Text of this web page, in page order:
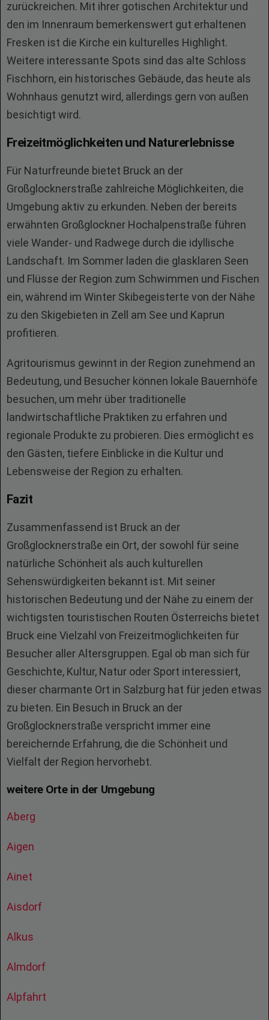
zurückreichen. Mit ihrer gotischen Architektur und
den im Innenraum bemerkenswert gut erhaltenen
Fresken ist die Kirche ein kulturelles Highlight.
Weitere interessante Spots sind das alte Schloss
Fischhorn, ein historisches Gebäude, das heute als
Wohnhaus genutzt wird, allerdings gern von außen
besichtigt wird.
Freizeitmöglichkeiten und Naturerlebnisse
Für Naturfreunde bietet Bruck an der
Großglocknerstraße zahlreiche Möglichkeiten, die
Umgebung aktiv zu erkunden. Neben der bereits
erwähnten Großglockner Hochalpenstraße führen
viele Wander- und Radwege durch die idyllische
Landschaft. Im Sommer laden die glasklaren Seen
und Flüsse der Region zum Schwimmen und Fischen
ein, während im Winter Skibegeisterte von der Nähe
zu den Skigebieten in Zell am See und Kaprun
profitieren.
Agritourismus gewinnt in der Region zunehmend an
Bedeutung, und Besucher können lokale Bauernhöfe
besuchen, um mehr über traditionelle
landwirtschaftliche Praktiken zu erfahren und
regionale Produkte zu probieren. Dies ermöglicht es
den Gästen, tiefere Einblicke in die Kultur und
Lebensweise der Region zu erhalten.
Fazit
Zusammenfassend ist Bruck an der
Großglocknerstraße ein Ort, der sowohl für seine
natürliche Schönheit als auch kulturellen
Sehenswürdigkeiten bekannt ist. Mit seiner
historischen Bedeutung und der Nähe zu einem der
wichtigsten touristischen Routen Österreichs bietet
Bruck eine Vielzahl von Freizeitmöglichkeiten für
Besucher aller Altersgruppen. Egal ob man sich für
Geschichte, Kultur, Natur oder Sport interessiert,
dieser charmante Ort in Salzburg hat für jeden etwas
zu bieten. Ein Besuch in Bruck an der
Großglocknerstraße verspricht immer eine
bereichernde Erfahrung, die die Schönheit und
Vielfalt der Region hervorhebt.
weitere Orte in der Umgebung
Aberg
Aigen
Ainet
Aisdorf
Alkus
Almdorf
Alpfahrt